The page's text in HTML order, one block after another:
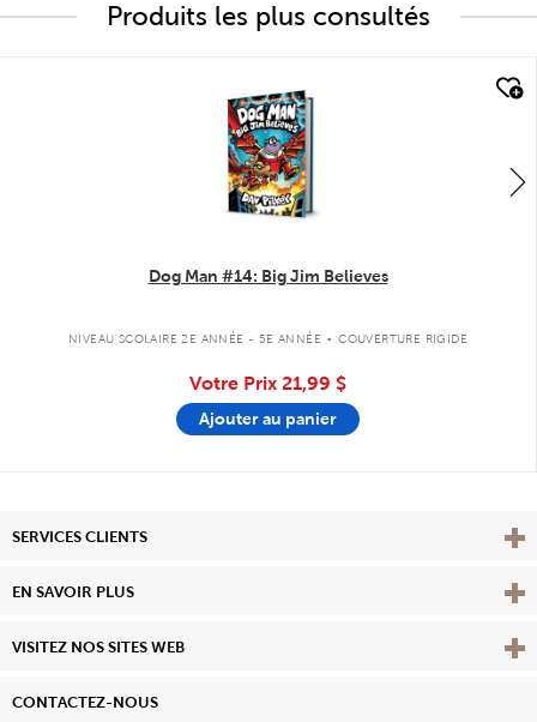
Produits les plus consultés
Dog Man #14: Big Jim Believes
NIVEAU SCOLAIRE 2E ANNÉE - 5E ANNÉE . COUVERTURE RIGIDE
Votre Prix 21,99 $
Ajouter au panier
SERVICES CLIENTS
EN SAVOIR PLUS View
VISITEZ NOS SITES WEB
CONTACTEZ-NOUS